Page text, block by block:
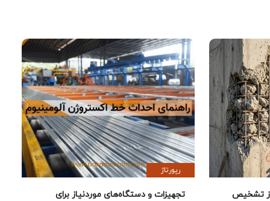
تشخیص
رپورتاژ
تجهیزات و دستگاه‌های موردنیاز برای